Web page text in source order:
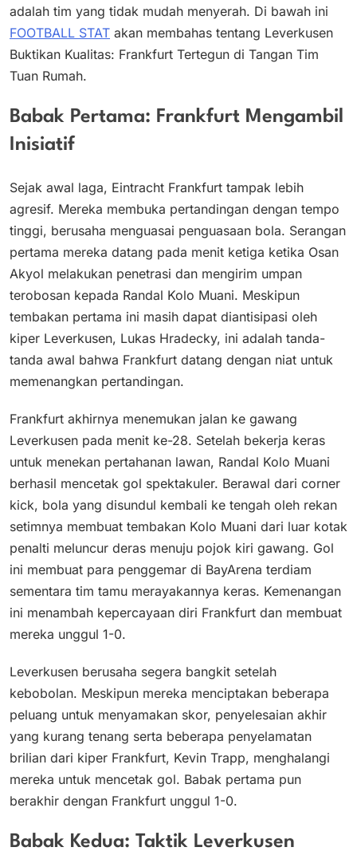
adalah tim yang tidak mudah menyerah. Di bawah ini
FOOTBALL STAT akan membahas tentang Leverkusen
Buktikan Kualitas: Frankfurt Tertegun di Tangan Tim
Tuan Rumah.
Babak Pertama: Frankfurt Mengambil
Inisiatif
Sejak awal laga, Eintracht Frankfurt tampak lebih
agresif. Mereka membuka pertandingan dengan tempo
tinggi, berusaha menguasai penguasaan bola. Serangan
pertama mereka datang pada menit ketiga ketika Osan
Akyol melakukan penetrasi dan mengirim umpan
terobosan kepada Randal Kolo Muani. Meskipun
tembakan pertama ini masih dapat diantisipasi oleh
kiper Leverkusen, Lukas Hradecky, ini adalah tanda-
tanda awal bahwa Frankfurt datang dengan niat untuk
memenangkan pertandingan.
Frankfurt akhirnya menemukan jalan ke gawang
Leverkusen pada menit ke-28. Setelah bekerja keras
untuk menekan pertahanan lawan, Randal Kolo Muani
berhasil mencetak gol spektakuler. Berawal dari corner
kick, bola yang disundul kembali ke tengah oleh rekan
setimnya membuat tembakan Kolo Muani dari luar kotak
penalti meluncur deras menuju pojok kiri gawang. Gol
ini membuat para penggemar di BayArena terdiam
sementara tim tamu merayakannya keras. Kemenangan
ini menambah kepercayaan diri Frankfurt dan membuat
mereka unggul 1-0.
Leverkusen berusaha segera bangkit setelah
kebobolan. Meskipun mereka menciptakan beberapa
peluang untuk menyamakan skor, penyelesaian akhir
yang kurang tenang serta beberapa penyelamatan
brilian dari kiper Frankfurt, Kevin Trapp, menghalangi
mereka untuk mencetak gol. Babak pertama pun
berakhir dengan Frankfurt unggul 1-0.
Babak Kedua: Taktik Leverkusen